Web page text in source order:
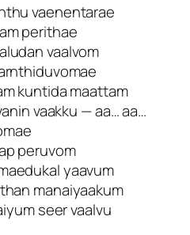
vaenentarae
perithae
vaalvom
kuntida maattam
vaakku — aa… aa…
peruvom
yaavum
manaiyaakum
seer vaalvu